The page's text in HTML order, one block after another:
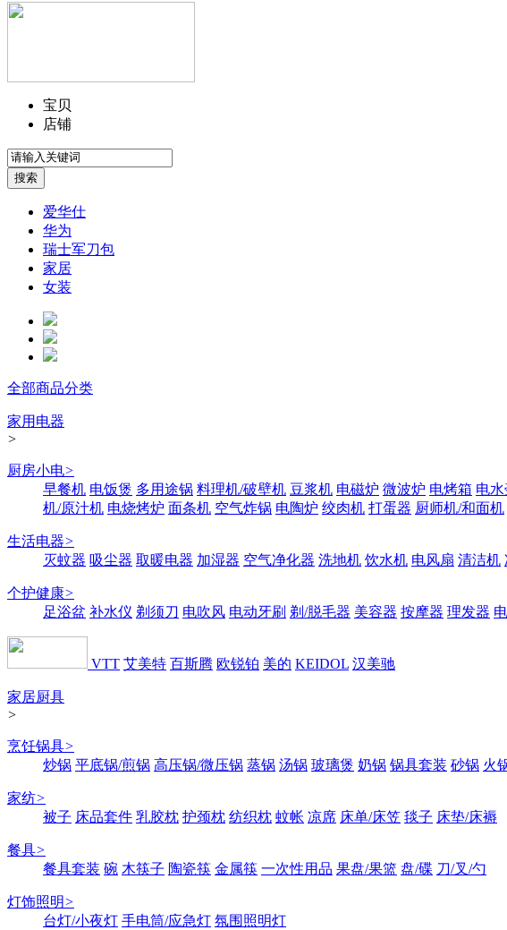
宝贝
店铺
爱华仕
华为
瑞士军刀包
家居
女装
全部商品分类
家用电器
>
厨房小电>
早餐机 电饭煲 多用途锅 料理机/破壁机 豆浆机 电磁炉 微波炉 电烤箱 电
机/原汁机 电烧烤炉 面条机 空气炸锅 电陶炉 绞肉机 打蛋器 厨师机/和面机
生活电器>
灭蚊器 吸尘器 取暖电器 加湿器 空气净化器 洗地机 饮水机 电风扇 清洁机
个护健康>
足浴盆 补水仪 剃须刀 电吹风 电动牙刷 剃/脱毛器 美容器 按摩器 理发器
VTT 艾美特 百斯腾 欧锐铂 美的 KEIDOL 汉美驰
家居厨具
>
烹饪锅具>
炒锅 平底锅/煎锅 高压锅/微压锅 蒸锅 汤锅 玻璃煲 奶锅 锅具套装 砂锅 火
家纺>
被子 床品套件 乳胶枕 护颈枕 纺织枕 蚊帐 凉席 床单/床笠 毯子 床垫/床褥
餐具>
餐具套装 碗 木筷子 陶瓷筷 金属筷 一次性用品 果盘/果篮 盘/碟 刀/叉/勺
灯饰照明>
台灯/小夜灯 手电筒/应急灯 氛围照明灯